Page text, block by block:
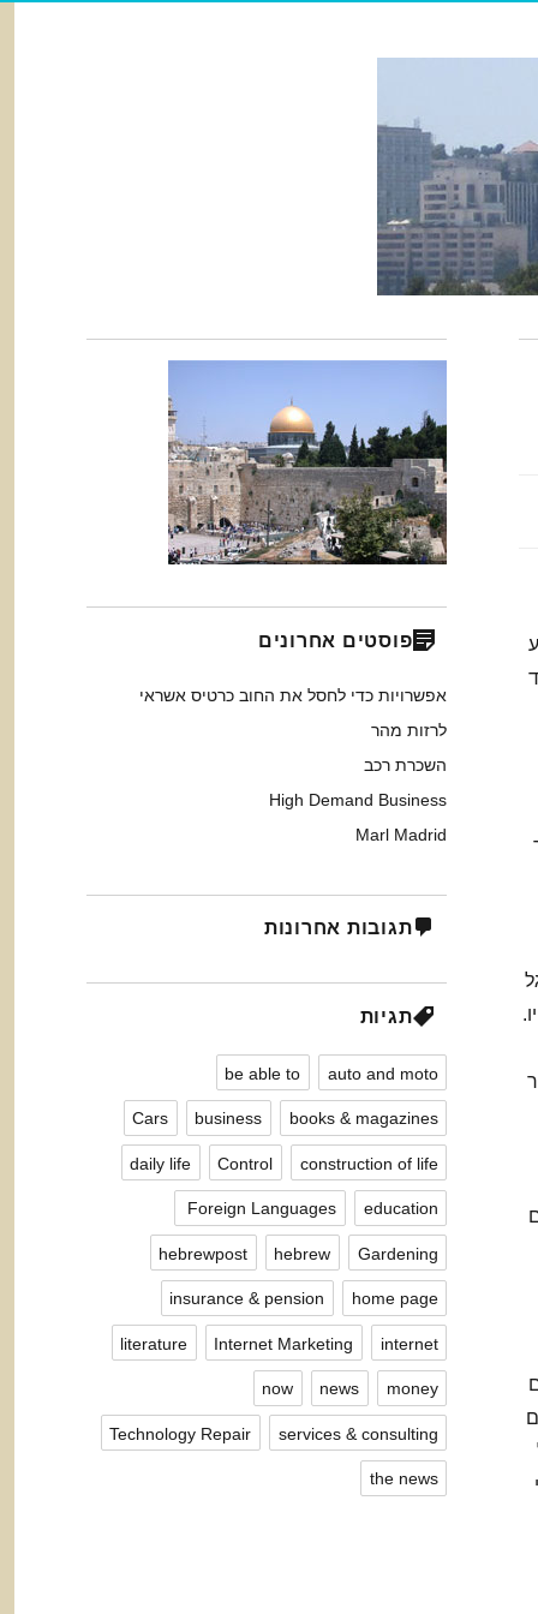
פוסטים אחרונים
אפשרויות כדי לחסל את החוב כרטיס אשראי
לרזות מהר
השכרת רכב
High Demand Business
Marl Madrid
תגובות אחרונות
תגיות
auto and moto
be able to
books & magazines
business
Cars
construction of life
Control
daily life
education
Foreign Languages ​​
Gardening
hebrew
hebrewpost
home page
insurance & pension
internet
Internet Marketing
literature
money
news
now
services & consulting
Technology Repair
the news